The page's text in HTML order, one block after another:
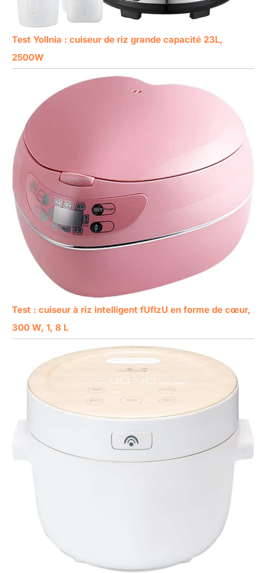
Test Yollnia : cuiseur de riz grande capacité 23L,
2500W
Test : cuiseur à riz intelligent fUfIzU en forme de cœur,
300 W, 1, 8 L